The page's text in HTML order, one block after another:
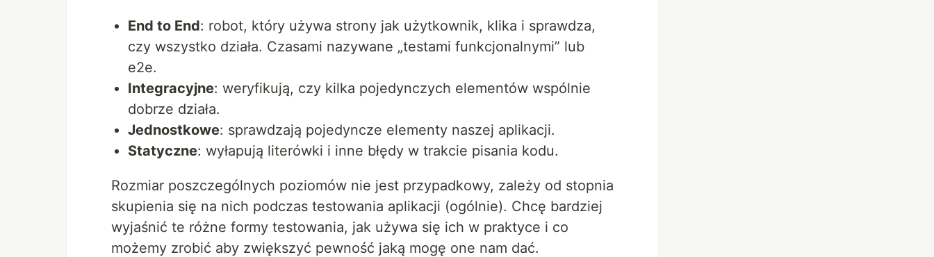
End to End: robot, który używa strony jak użytkownik, klika i sprawdza,
czy wszystko działa. Czasami nazywane „testami funkcjonalnymi” lub
e2e.
Integracyjne: weryfikują, czy kilka pojedynczych elementów wspólnie
dobrze działa.
Jednostkowe: sprawdzają pojedyncze elementy naszej aplikacji.
Statyczne: wyłapują literówki i inne błędy w trakcie pisania kodu.
Rozmiar poszczególnych poziomów nie jest przypadkowy, zależy od stopnia
skupienia się na nich podczas testowania aplikacji (ogólnie). Chcę bardziej
wyjaśnić te różne formy testowania, jak używa się ich w praktyce i co
możemy zrobić aby zwiększyć pewność jaką mogę one nam dać.